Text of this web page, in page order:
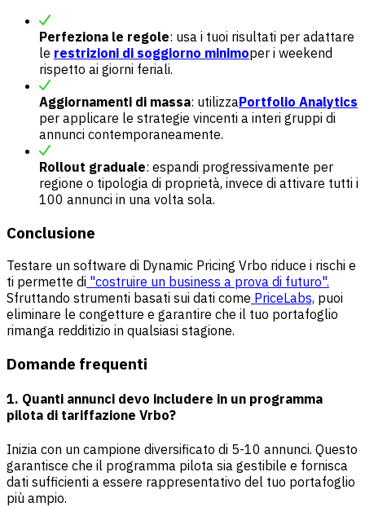
Perfeziona le regole: usa i tuoi risultati per adattare
le restrizioni di soggiorno minimoper i weekend
rispetto ai giorni feriali.
Aggiornamenti di massa: utilizzaPortfolio Analytics
per applicare le strategie vincenti a interi gruppi di
annunci contemporaneamente.
Rollout graduale: espandi progressivamente per
regione o tipologia di proprietà, invece di attivare tutti i
100 annunci in una volta sola.
Conclusione
Testare un software di Dynamic Pricing Vrbo riduce i rischi e
ti permette di "costruire un business a prova di futuro".
Sfruttando strumenti basati sui dati come PriceLabs, puoi
eliminare le congetture e garantire che il tuo portafoglio
rimanga redditizio in qualsiasi stagione.
Domande frequenti
1. Quanti annunci devo includere in un programma
pilota di tariffazione Vrbo?
Inizia con un campione diversificato di 5-10 annunci. Questo
garantisce che il programma pilota sia gestibile e fornisca
dati sufficienti a essere rappresentativo del tuo portafoglio
più ampio.